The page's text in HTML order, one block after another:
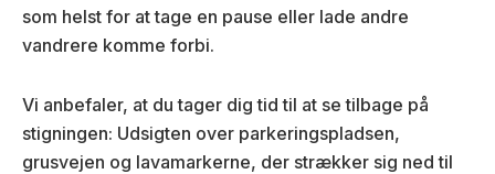
som helst for at tage en pause eller lade andre
vandrere komme forbi.
Vi anbefaler, at du tager dig tid til at se tilbage på
stigningen: Udsigten over parkeringspladsen,
grusvejen og lavamarkerne, der strækker sig ned til